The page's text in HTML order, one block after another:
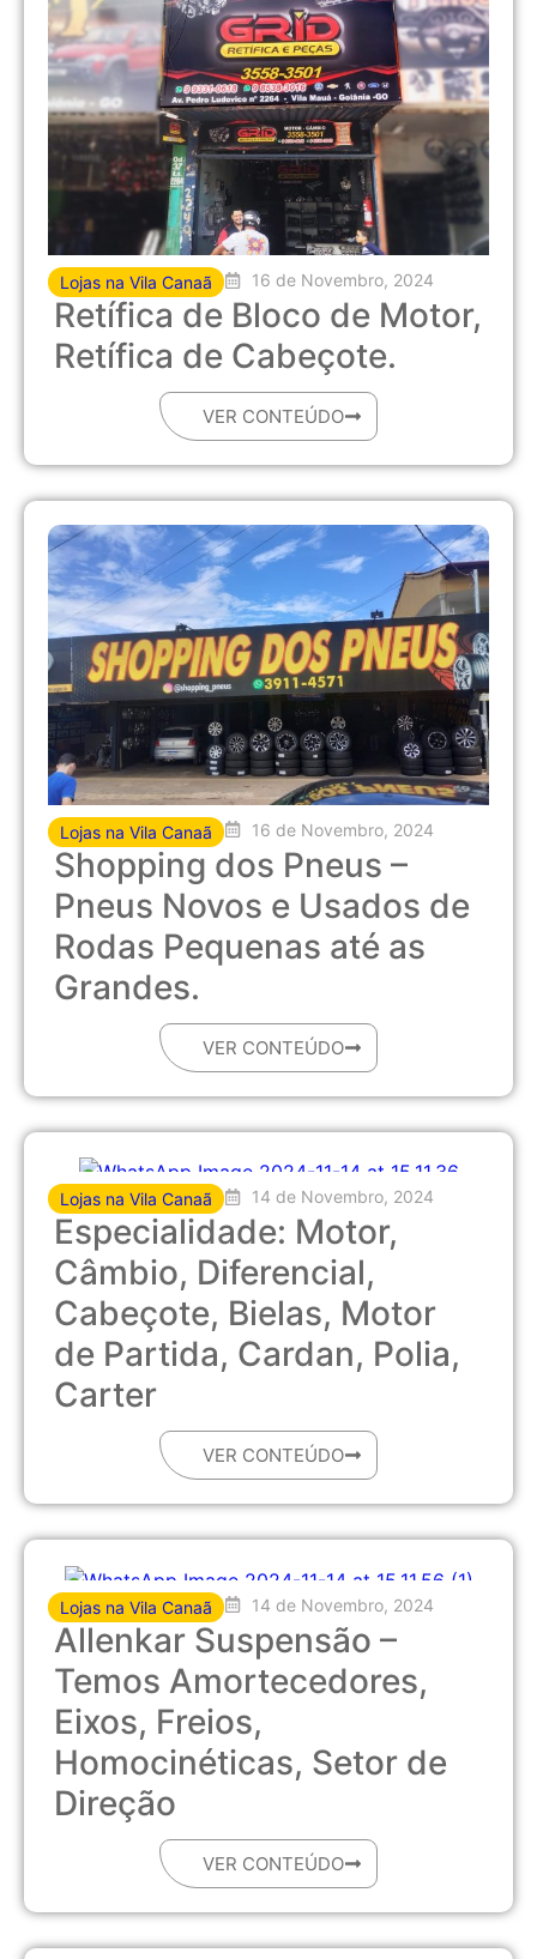
Lojas na Vila Canaã 16 de Novembro, 2024
Retífica de Bloco de Motor,
Retífica de Cabeçote.
VER CONTEÚDO
Lojas na Vila Canaã 16 de Novembro, 2024
Shopping dos Pneus –
Pneus Novos e Usados de
Rodas Pequenas até as
Grandes.
VER CONTEÚDO
Lojas na Vila Canaã 14 de Novembro, 2024
Especialidade: Motor,
Câmbio, Diferencial,
Cabeçote, Bielas, Motor
de Partida, Cardan, Polia,
Carter
VER CONTEÚDO
Lojas na Vila Canaã 14 de Novembro, 2024
Allenkar Suspensão –
Temos Amortecedores,
Eixos, Freios,
Homocinéticas, Setor de
Direção
VER CONTEÚDO